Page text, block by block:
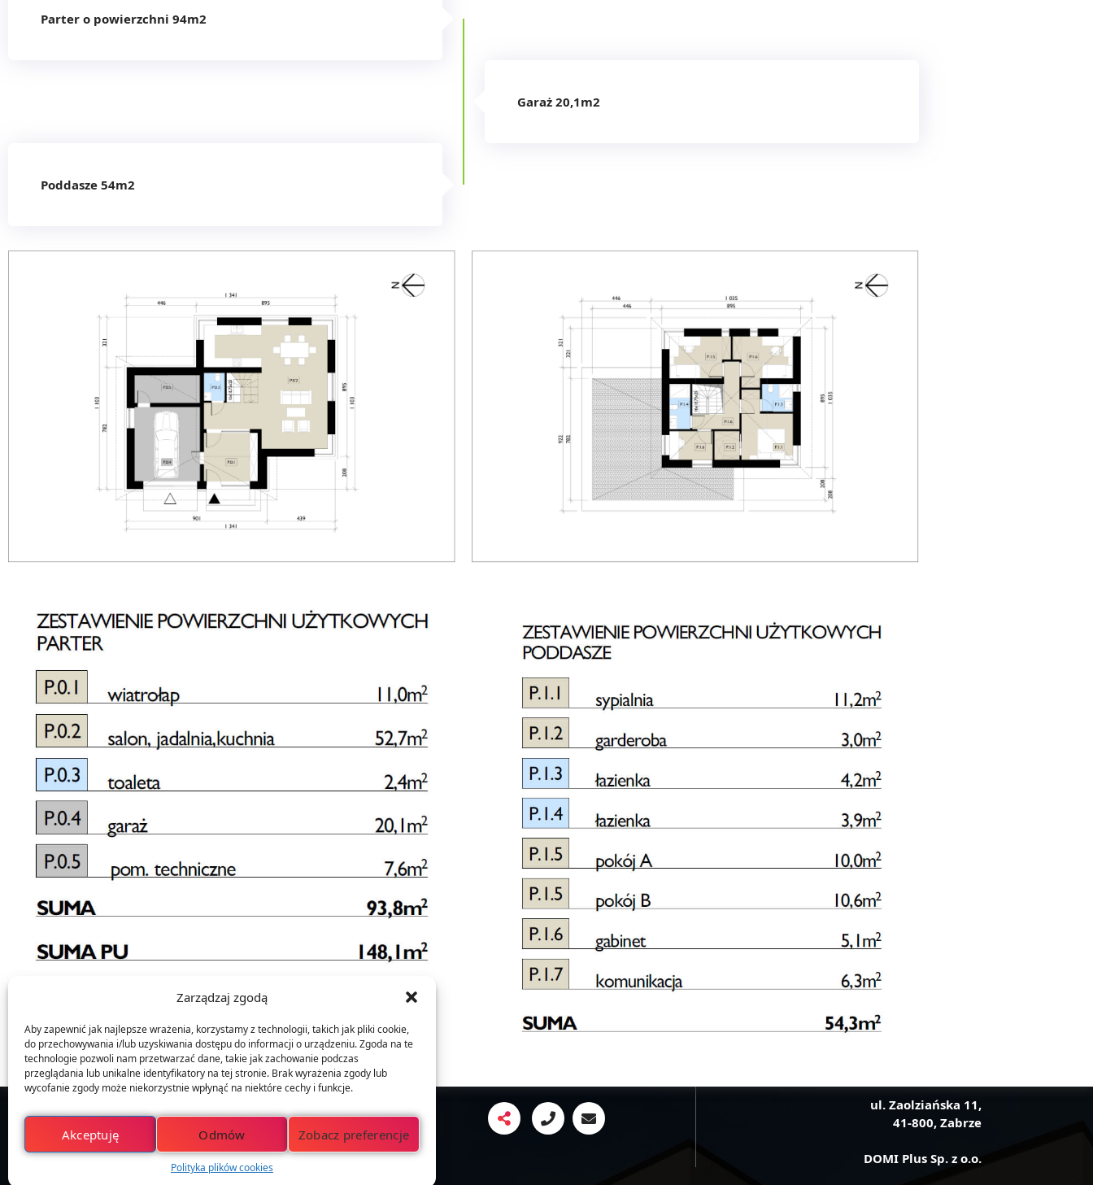
Zarządzaj zgodą
Aby zapewnić jak najlepsze wrażenia, korzystamy z technologii, takich jak pliki cookie,
do przechowywania i/lub uzyskiwania dostępu do informacji o urządzeniu. Zgoda na te
technologie pozwoli nam przetwarzać dane, takie jak zachowanie podczas
przeglądania lub unikalne identyfikatory na tej stronie. Brak wyrażenia zgody lub
wycofanie zgody może niekorzystnie wpłynąć na niektóre cechy i funkcje.
Akceptuję Odmów Zobacz preferencje
Polityka plików cookies
Parter o powierzchni 94m2
Garaż 20,1m2​
Poddasze 54m2
ul. Zaolziańska 11,
41-800, Zabrze
DOMI Plus Sp. z o.o.